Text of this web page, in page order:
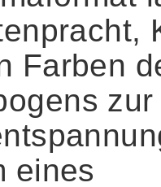
Farben
zur
eines